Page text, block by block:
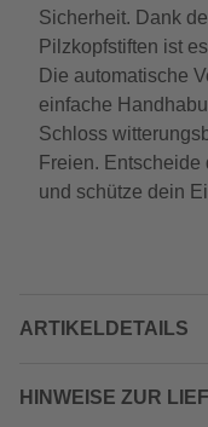
Sicherheit. Dank
Pilzkopfstiften ist
Die automatische
einfache
Schloss
Freien.
und schütze dein
ARTIKELDETAILS
HINWEISE ZUR